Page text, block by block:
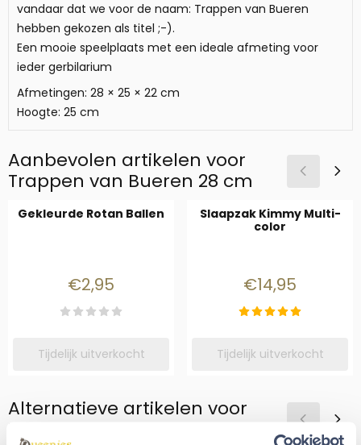
vandaar dat we voor de naam: Trappen van Bueren
hebben gekozen als titel ;-).
Een mooie speelplaats met een ideale afmeting voor
ieder gerbilarium
Afmetingen: 28 × 25 × 22 cm
Hoogte: 25 cm
Aanbevolen artikelen voor
Trappen van Bueren 28 cm
Gekleurde Rotan Ballen
Prijs: 2,95
€2,95
Tijdelijk uitverkocht
Slaapzak Kimmy Multi-
color
Prijs: 14,95
€14,95
Tijdelijk uitverkocht
Alternatieve artikelen voor